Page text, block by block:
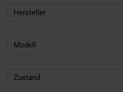
Hersteller
Modell
Zustand